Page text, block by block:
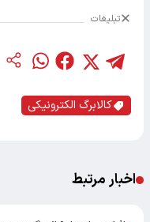
تبلیغات
کالابرگ الکترونیکی
اخبار مرتبط